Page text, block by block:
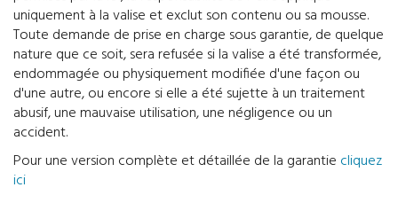
uniquement à la valise et exclut son contenu ou sa mousse.
Toute demande de prise en charge sous garantie, de quelque
nature que ce soit, sera refusée si la valise a été transformée,
endommagée ou physiquement modifiée d'une façon ou
d'une autre, ou encore si elle a été sujette à un traitement
abusif, une mauvaise utilisation, une négligence ou un
accident.
Pour une version complète et détaillée de la garantie cliquez
ici